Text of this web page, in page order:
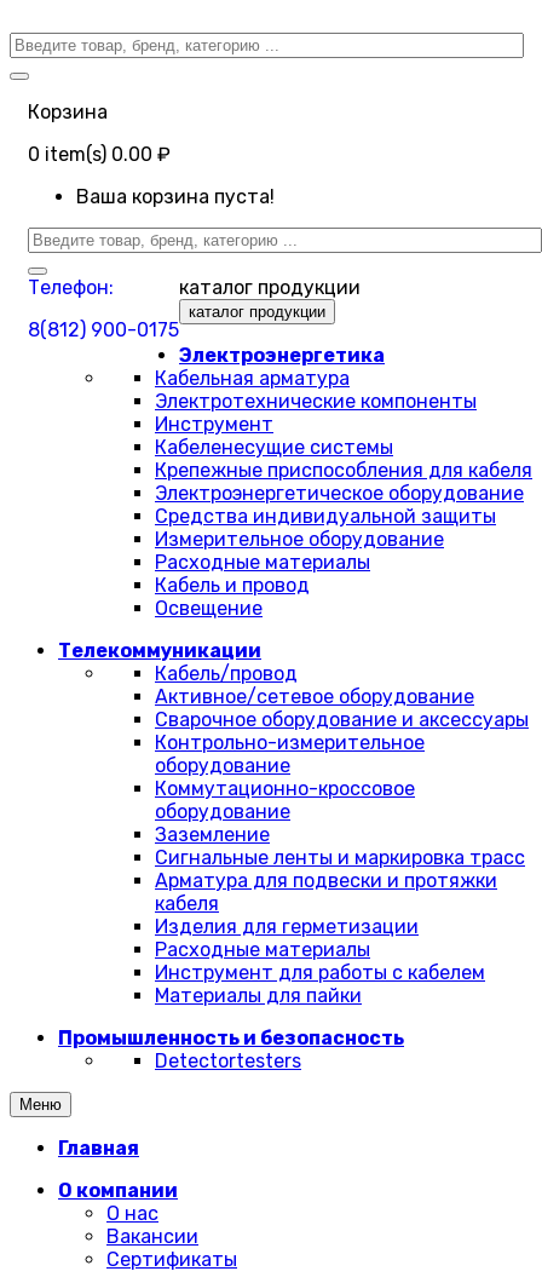
Корзина
0 item(s) 0.00 ₽
Ваша корзина пуста!
Телефон:
8(812) 900-0175
каталог продукции
каталог продукции
Электроэнергетика
Кабельная арматура
Электротехнические компоненты
Инструмент
Кабеленесущие системы
Крепежные приспособления для кабеля
Электроэнергетическое оборудование
Средства индивидуальной защиты
Измерительное оборудование
Расходные материалы
Кабель и провод
Освещение
Телекоммуникации
Кабель/провод
Активное/сетевое оборудование
Сварочное оборудование и аксессуары
Контрольно-измерительное
оборудование
Коммутационно-кроссовое
оборудование
Заземление
Сигнальные ленты и маркировка трасс
Арматура для подвески и протяжки
кабеля
Изделия для герметизации
Расходные материалы
Инструмент для работы с кабелем
Материалы для пайки
Промышленность и безопасность
Detectortesters
Меню
Главная
О компании
О нас
Вакансии
Сертификаты